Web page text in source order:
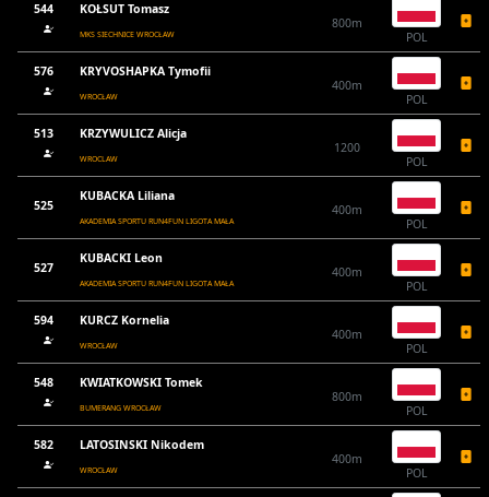
544 KOŁSUT Tomasz
MKS SIECHNICE WROCŁAW
800m
POL
576 KRYVOSHAPKA Tymofii
WROCŁAW
400m
POL
513 KRZYWULICZ Alicja
WROCLAW
1200
POL
525
KUBACKA Liliana
AKADEMIA SPORTU RUN4FUN LIGOTA MAŁA
400m
POL
527
KUBACKI Leon
AKADEMIA SPORTU RUN4FUN LIGOTA MAŁA
400m
POL
594 KURCZ Kornelia
WROCŁAW
400m
POL
548 KWIATKOWSKI Tomek
BUMERANG WROCŁAW
800m
POL
582 LATOSINSKI Nikodem
WROCŁAW
400m
POL